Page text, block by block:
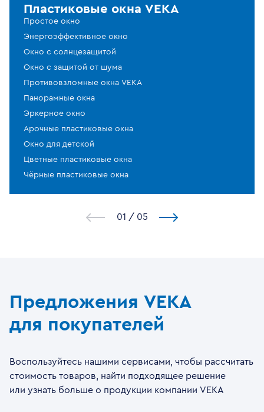
Пластиковые окна VEKA
Простое окно
Энергоэффективное окно
Окно с солнцезащитой
Окно с защитой от шума
Противовзломные окна VEKA
Панорамные окна
Эркерное окно
Арочные пластиковые окна
Окно для детской
Цветные пластиковые окна
Чёрные пластиковые окна
1 / 5
Предложения VEKA
для покупателей
Воспользуйтесь нашими сервисами, чтобы рассчитать
стоимость товаров, найти подходящее решение
или узнать больше о продукции компании VEKA